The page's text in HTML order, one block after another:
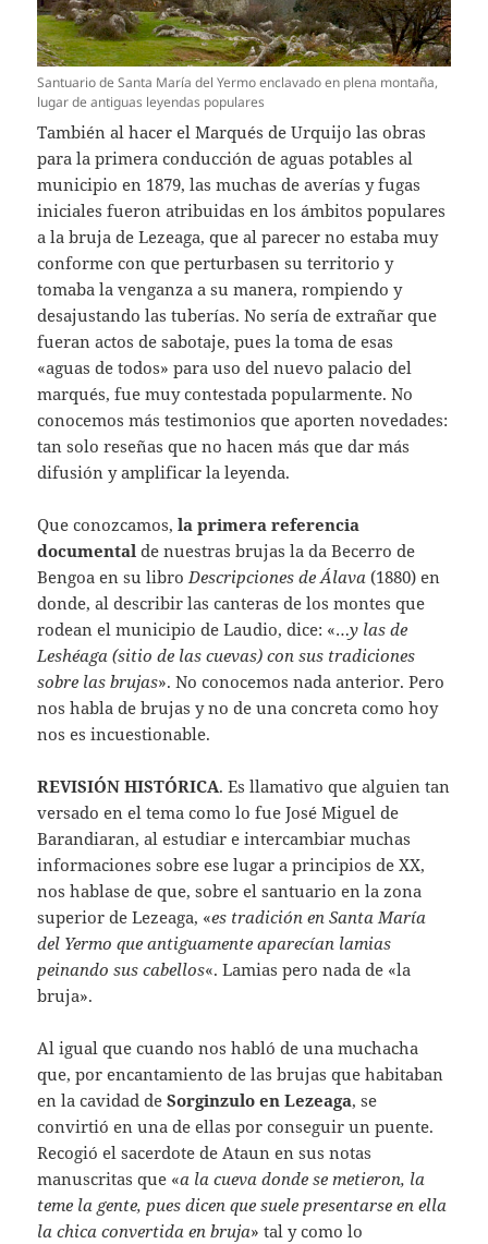
Santuario de Santa María del Yermo enclavado en plena montaña,
lugar de antiguas leyendas populares
También al hacer el Marqués de Urquijo las obras
para la primera conducción de aguas potables al
municipio en 1879, las muchas de averías y fugas
iniciales fueron atribuidas en los ámbitos populares
a la bruja de Lezeaga, que al parecer no estaba muy
conforme con que perturbasen su territorio y
tomaba la venganza a su manera, rompiendo y
desajustando las tuberías. No sería de extrañar que
fueran actos de sabotaje, pues la toma de esas
«aguas de todos» para uso del nuevo palacio del
marqués, fue muy contestada popularmente. No
conocemos más testimonios que aporten novedades:
tan solo reseñas que no hacen más que dar más
difusión y amplificar la leyenda.
Que conozcamos,la primera referencia
documental de nuestras brujas la da Becerro de
Bengoa en su libroDescripciones de Álava(1880) en
donde, al describir las canteras de los montes que
rodean el municipio de Laudio, dice: «…y las de
Leshéaga (sitio de las cuevas) con sus tradiciones
sobre las brujas». No conocemos nada anterior. Pero
nos habla de brujas y no de una concreta como hoy
nos es incuestionable.
REVISIÓN HISTÓRICA. Es llamativo que alguien tan
versado en el tema como lo fue José Miguel de
Barandiaran, al estudiar e intercambiar muchas
informaciones sobre ese lugar a principios de XX,
nos hablase de que, sobre el santuario en la zona
superior de Lezeaga, «es tradición en Santa María
del Yermo que antiguamente aparecían lamias
peinando sus cabellos«. Lamias pero nada de «la
bruja».
Al igual que cuando nos habló de una muchacha
que, por encantamiento de las brujas que habitaban
en la cavidad deSorginzulo en Lezeaga, se
convirtió en una de ellas por conseguir un puente.
Recogió el sacerdote de Ataun en sus notas
manuscritas que «a la cueva donde se metieron, la
teme la gente, pues dicen que suele presentarse en ella
la chica convertida en bruja» tal y como lo